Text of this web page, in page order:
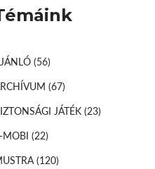
(56)
(67)
JÁTÉK (23)
MOBI (22)
(120)